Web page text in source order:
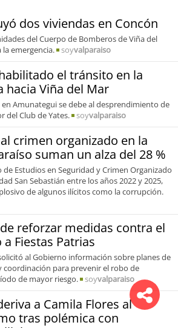
dos viviendas en Concón
del Cuerpo de Bomberos de Viña del
emergencia.
soyvalparaiso
el tránsito en la
hacia Viña del Mar
en Amunategui se debe al desprendimiento de
del Club de Yates.
soyvalparaiso
crimen organizado en la
suman un alza del 28 %
de Estudios en Seguridad y Crimen Organizado
San Sebastián entre los años 2022 y 2025,
de algunos ilícitos como la corrupción.
reforzar medidas contra el
Fiestas Patrias
al Gobierno información sobre planes de
coordinación para prevenir el robo de
de mayor riesgo.
soyvalparaiso
a Camila Flores al
tras polémica con